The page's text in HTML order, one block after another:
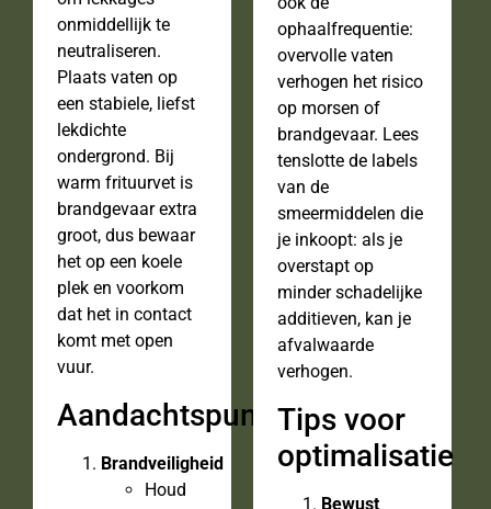
onmiddellijk te
neutraliseren.
Plaats vaten op
een stabiele, liefst
lekdichte
ondergrond. Bij
warm frituurvet is
brandgevaar extra
groot, dus bewaar
het op een koele
plek en voorkom
dat het in contact
komt met open
vuur.
Aandachtspunten
Brandveiligheid
Houd
ophaalfrequentie:
overvolle vaten
verhogen het risico
op morsen of
brandgevaar. Lees
tenslotte de labels
van de
smeermiddelen die
je inkoopt: als je
overstapt op
minder schadelijke
additieven, kan je
afvalwaarde
verhogen.
Tips voor
optimalisatie
Bewust